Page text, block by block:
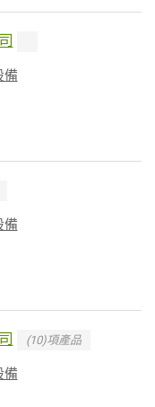
備
備
(10)項產品
備